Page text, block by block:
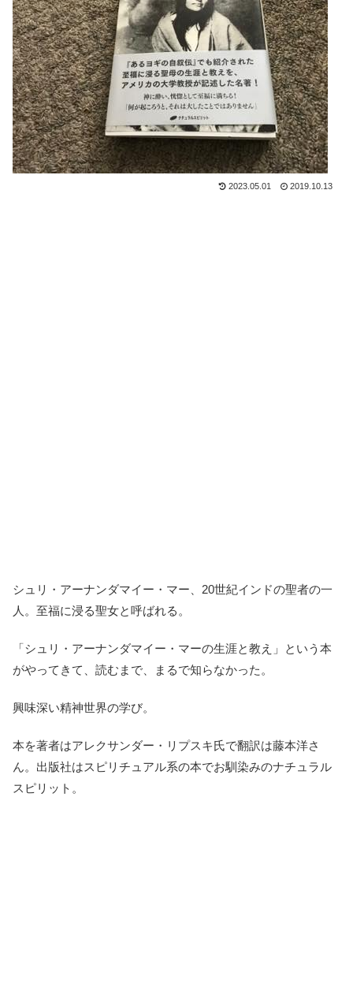
2023.05.01 2019.10.13
シュリ・アーナンダマイー・マー、20世紀インドの聖者の一
人。至福に浸る聖女と呼ばれる。
「シュリ・アーナンダマイー・マーの生涯と教え」という本
がやってきて、読むまで、まるで知らなかった。
興味深い精神世界の学び。
本を著者はアレクサンダー・リプスキ氏で翻訳は藤本洋さ
ん。出版社はスピリチュアル系の本でお馴染みのナチュラル
スピリット。